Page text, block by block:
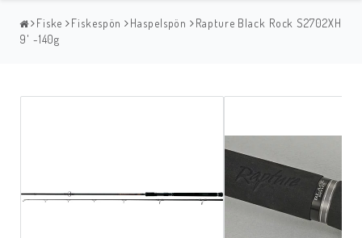
Fiske Fiskespön Haspelspön
Rapture Black Rock S2702XH
9' -140g